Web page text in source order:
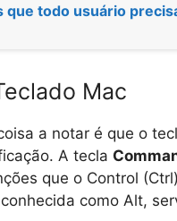
que todo usuário
Mac
a notar é que o
A tecla
que o Control
como Alt,